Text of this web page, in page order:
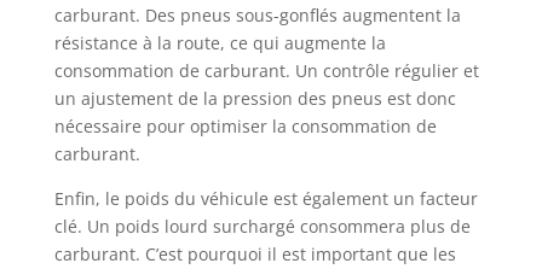
carburant. Des pneus sous-gonflés augmentent la
résistance à la route, ce qui augmente la
consommation de carburant. Un contrôle régulier et
un ajustement de la pression des pneus est donc
nécessaire pour optimiser la consommation de
carburant.
Enfin, le poids du véhicule est également un facteur
clé. Un poids lourd surchargé consommera plus de
carburant. C’est pourquoi il est important que les